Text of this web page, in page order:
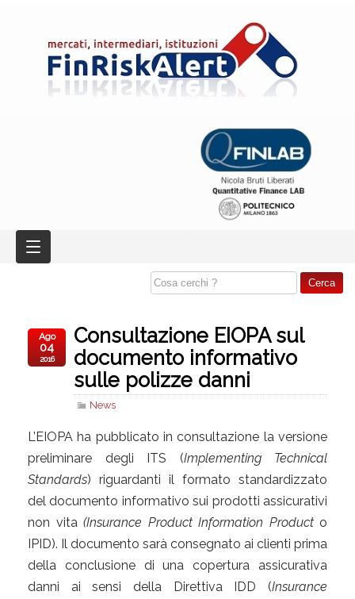
Consultazione EIOPA sul
documento informativo
sulle polizze danni
News
Ago
04
2016
L’EIOPA ha pubblicato in consultazione la versione
preliminare degli ITS (Implementing Technical
Standards) riguardanti il formato standardizzato
del documento informativo sui prodotti assicurativi
non vita (Insurance Product Information Producto
IPID). Il documento sarà consegnato ai clienti prima
della conclusione di una copertura assicurativa
danni ai sensi della Direttiva IDD (Insurance